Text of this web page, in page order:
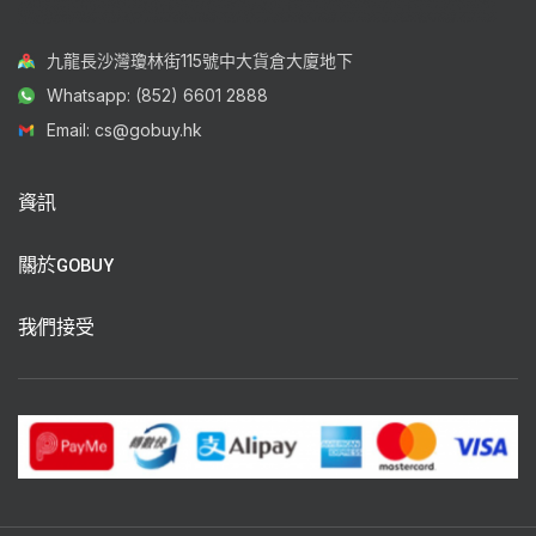
九龍長沙灣瓊林街115號中大貨倉大廈地下
Whatsapp: (852) 6601 2888
Email: cs@gobuy.hk
資訊
關於GOBUY
我們接受